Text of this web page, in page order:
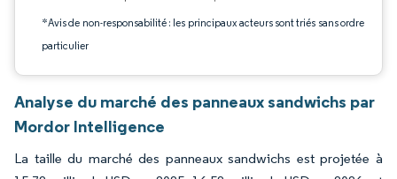
*Avis de non-responsabilité : les principaux acteurs sont triés sans ordre
particulier
Analyse du marché des panneaux sandwichs par
Mordor Intelligence
La taille du marché des panneaux sandwichs est projetée à